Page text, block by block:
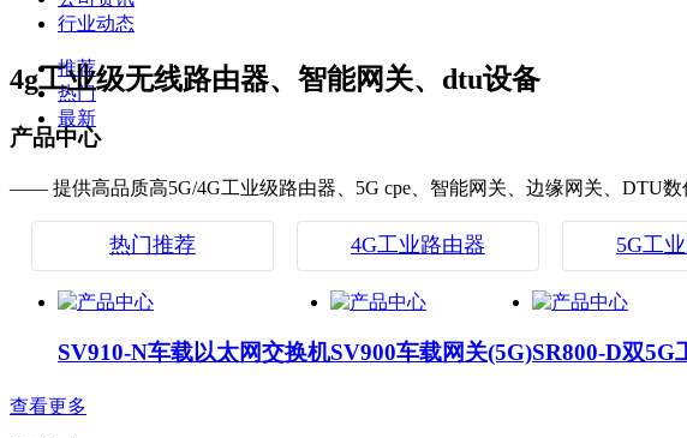
行业动态
推荐
热门
最新
4g工业级无线路由器、智能网关、dtu设备
产品中心
—— 提供高品质高5G/4G工业级路由器、5G cpe、智能网关、边缘网关、DTU
热门推荐 4G工业路由器 5G工
SV910-N车载以太网交换机SV900车载网关(5G)SR800-D双5G
查看更多